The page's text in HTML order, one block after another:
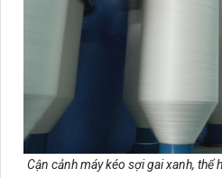
Cận cảnh máy kéo sợi gai xanh, thể